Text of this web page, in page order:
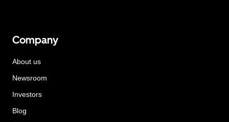
Company
About us
Newsroom
Investors
Blog